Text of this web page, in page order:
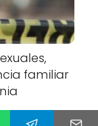
familiar